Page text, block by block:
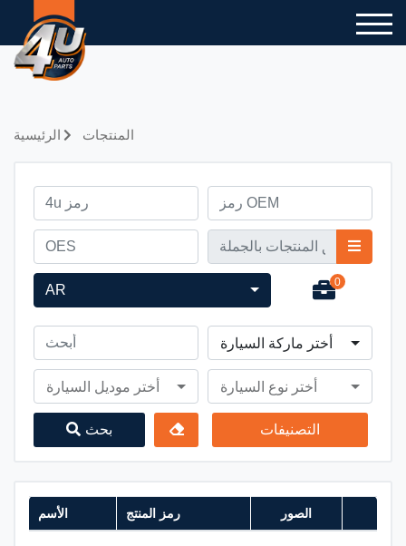
الرئيسية المنتجات
AR 0
أختر ماركة السيارة
أختر موديل السيارة أختر نوع السيارة
بحث التصنيفات
الأسم رمز المنتج الصور